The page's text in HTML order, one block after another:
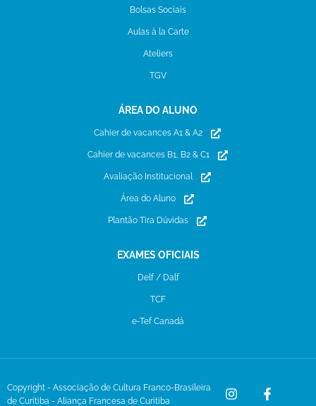
Bolsas Sociais
Aulas à la Carte
Ateliers
TGV
ÁREA DO ALUNO
Cahier de vacances A1 & A2
Cahier de vacances B1, B2 & C1
Avaliação Institucional
Área do Aluno
Plantão Tira Dúvidas
EXAMES OFICIAIS
Delf / Dalf
TCF
e-Tef Canadá
Copyright - Associação de Cultura Franco-Brasileira
de Curitiba - Aliança Francesa de Curitiba